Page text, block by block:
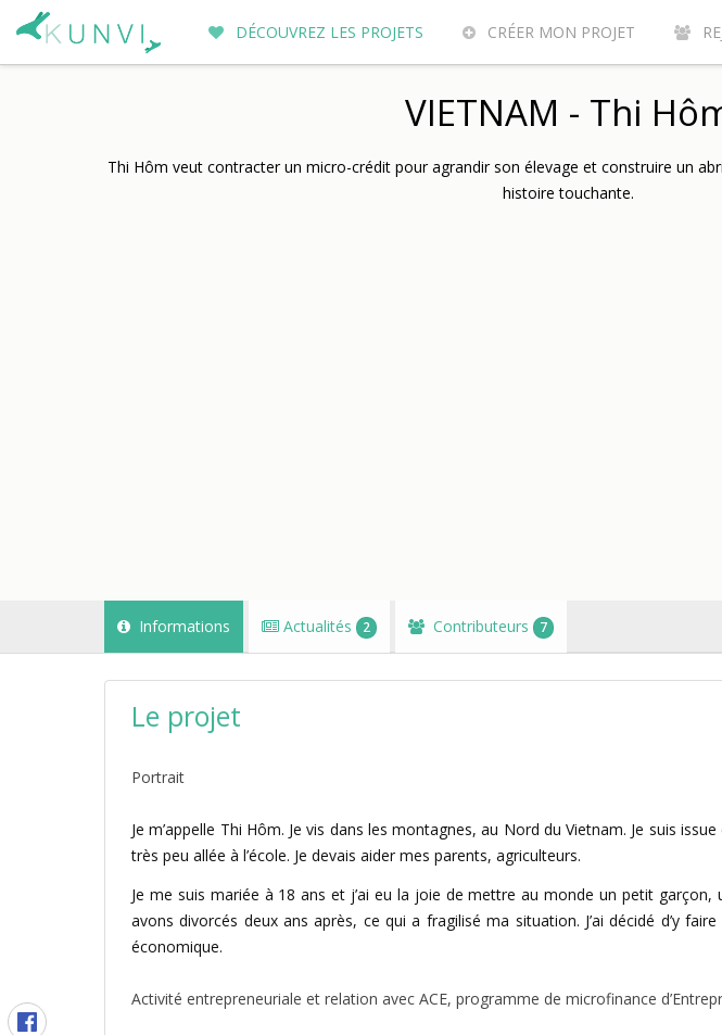
DÉCOUVREZ LES PROJETS CRÉER MON PROJET
ENTREPRENEURS DU MONDE POURQUOI CONTRIBUER SUR LE
VIETNAM - Thi
Thi Hôm veut contracter un micro-crédit pour agrandir son élevage et construire un
histoire touchante.
Informations Actualités 2 Contributeurs 7
Le projet
Portrait
Je m’appelle Thi Hôm. Je vis dans les montagnes, au Nord du Vietnam. Je suis
très peu allée à l’école. Je devais aider mes parents, agriculteurs.
Je me suis mariée à 18 ans et j’ai eu la joie de mettre au monde un petit garçon,
avons divorcés deux ans après, ce qui a fragilisé ma situation. J’ai décidé d’y
économique.
Activité entrepreneuriale et relation avec ACE, programme de microfinance